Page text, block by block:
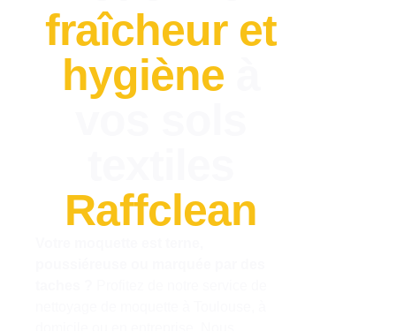
fraîcheur et
hygiène
Raffclean